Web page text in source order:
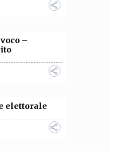
–
elettorale